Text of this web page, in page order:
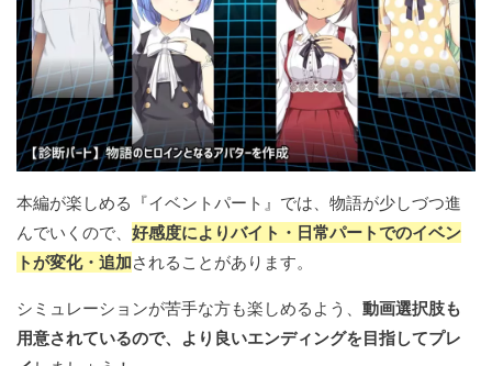
本編が楽しめる『イベントパート』では、物語が少しづつ進
んでいくので、 好感度によりバイト・日常パートでのイベン
トが変化・追加されることがあります。
シミュレーションが苦手な方も楽しめるよう、 動画選択肢も
用意されているので、より良いエンディングを目指してプレ